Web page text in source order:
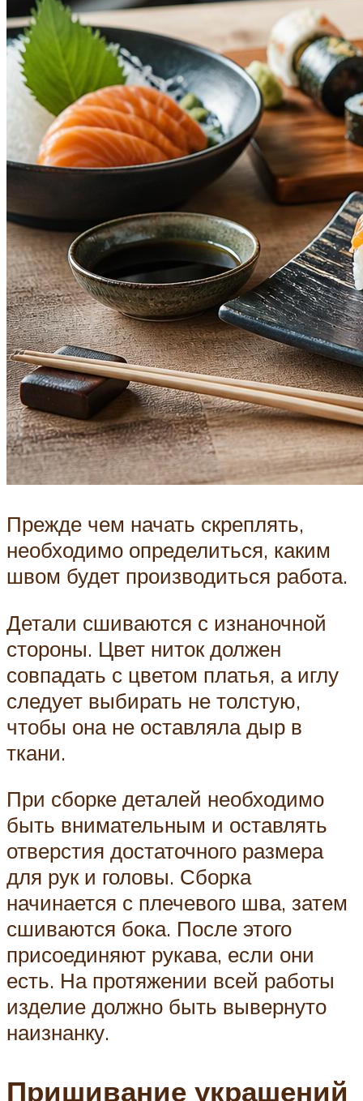
Прежде чем начать скреплять,
необходимо определиться, каким
швом будет производиться работа.
Детали сшиваются с изнаночной
стороны. Цвет ниток должен
совпадать с цветом платья, а иглу
следует выбирать не толстую,
чтобы она не оставляла дыр в
ткани.
При сборке деталей необходимо
быть внимательным и оставлять
отверстия достаточного размера
для рук и головы. Сборка
начинается с плечевого шва, затем
сшиваются бока. После этого
присоединяют рукава, если они
есть. На протяжении всей работы
изделие должно быть вывернуто
наизнанку.
Пришивание украшений